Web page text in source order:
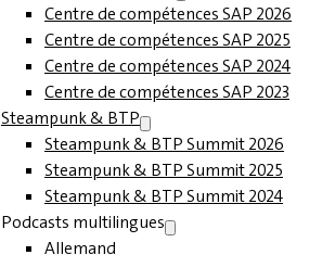
Centre de compétences SAP 2026
Centre de compétences SAP 2025
Centre de compétences SAP 2024
Centre de compétences SAP 2023
Steampunk & BTP
Steampunk & BTP Summit 2026
Steampunk & BTP Summit 2025
Steampunk & BTP Summit 2024
Podcasts multilingues
Allemand